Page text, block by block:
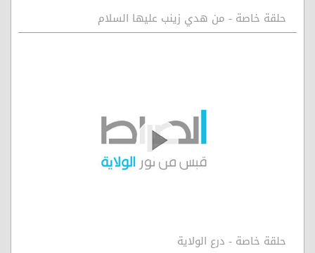
حلقة خاصة - من هدي زينب عليها السلام
حلقة خاصة - درع الولاية